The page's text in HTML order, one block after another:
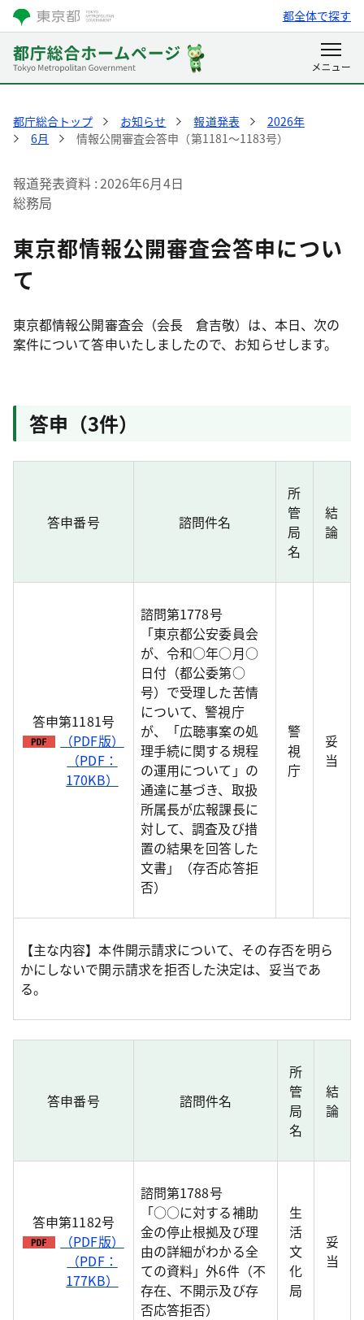
都全体で探す
都庁総合トップ お知らせ 報道発表
2026年
6月
情報公開審査会答申（第1181～1183号）
報道発表資料 2026年6月4日
総務局
東京都情報公開審査会答申につい
て
東京都情報公開審査会（会長 倉吉敬）は、本日、次の
案件について答申いたしましたので、お知らせします。
答申（3件）
答申番号 諮問件名
所
管
局
名
結
論
答申第1181号
（PDF版）
（PDF：
170KB）
諮問第1778号
「東京都公安委員会
が、令和○年○月○
日付（都公委第○
号）で受理した苦情
について、警視庁
が、「広聴事案の処
理手続に関する規程
の運用について」の
通達に基づき、取扱
所属長が広報課長に
対して、調査及び措
置の結果を回答した
文書」（存否応答拒
否）
警
視
庁
妥
当
【主な内容】本件開示請求について、その存否を明ら
かにしないで開示請求を拒否した決定は、妥当であ
る。
答申番号 諮問件名
所
管
局
名
結
論
答申第1182号
（PDF版）
（PDF：
177KB）
諮問第1788号
「○○に対する補助
金の停止根拠及び理
由の詳細がわかる全
ての資料」外6件（不
存在、不開示及び存
否応答拒否）
生
活
文
化
局
妥
当